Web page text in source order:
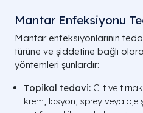
Mantar Enfeksiyonu
Mantar enfeksiyonlarının
türüne ve şiddetine bağlı
yöntemleri şunlardır:
Topikal tedavi: Cilt ve
krem, losyon, sprey veya oje